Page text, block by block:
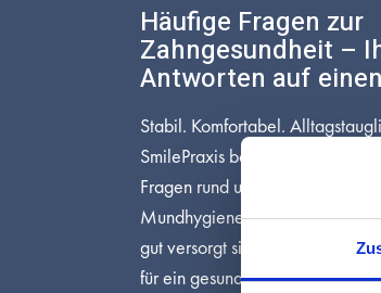
Häufige Fragen zur
Zahngesundheit –
Antworten auf
Stabil. Komfortabel.
SmilePraxis beantworten wir die
Fragen rund um Zähne,
Mundhygiene – damit Sie
gut versorgt sind. Wissen ist die
für ein gesundes, strahlendes